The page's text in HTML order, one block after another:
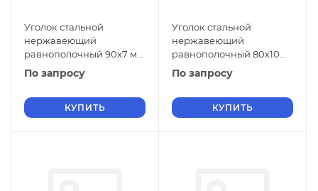
Уголок стальной
нержавеющий
равнополочный 90х7 мм
20Х13 ГОСТ 8509-93
По запросу
КУПИТЬ
Уголок стальной
нержавеющий
равнополочный 80х10
мм 20Х13 ГОСТ 8509-93
По запросу
КУПИТЬ